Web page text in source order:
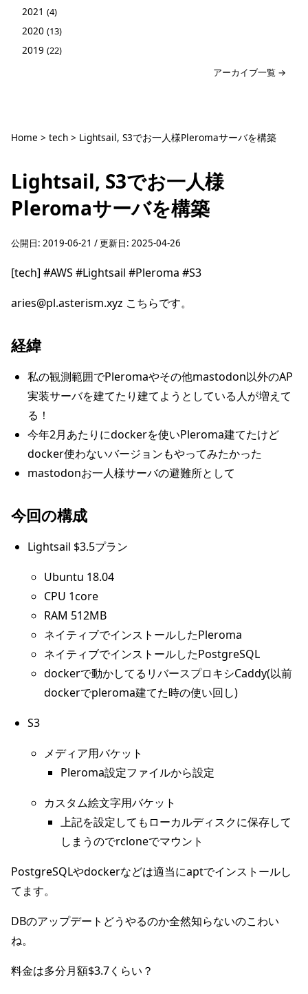
2021 (4)
2020 (13)
2019 (22)
アーカイブ一覧 →
Home > tech > Lightsail, S3でお一人様Pleromaサーバを構築
Lightsail, S3でお一人様
Pleromaサーバを構築
公開日: 2019-06-21 / 更新日: 2025-04-26
[tech] #AWS #Lightsail #Pleroma #S3
aries@pl.asterism.xyz こちらです。
経緯
私の観測範囲でPleromaやその他mastodon以外のAP
実装サーバを建てたり建てようとしている人が増えて
る！
今年2月あたりにdockerを使いPleroma建てたけど
docker使わないバージョンもやってみたかった
mastodonお一人様サーバの避難所として
今回の構成
Lightsail $3.5プラン
Ubuntu 18.04
CPU 1core
RAM 512MB
ネイティブでインストールしたPleroma
ネイティブでインストールしたPostgreSQL
dockerで動かしてるリバースプロキシCaddy(以前
dockerでpleroma建てた時の使い回し)
S3
メディア用バケット
Pleroma設定ファイルから設定
カスタム絵文字用バケット
上記を設定してもローカルディスクに保存して
しまうのでrcloneでマウント
PostgreSQLやdockerなどは適当にaptでインストールし
てます。
DBのアップデートどうやるのか全然知らないのこわい
ね。
料金は多分月額$3.7くらい？